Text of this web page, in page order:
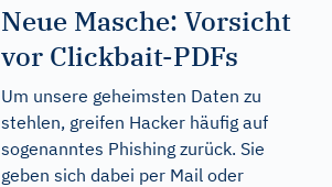
Neue Masche: Vorsicht
vor Clickbait-PDFs
Um unsere geheimsten Daten zu
stehlen, greifen Hacker häufig auf
sogenanntes Phishing zurück. Sie
geben sich dabei per Mail oder